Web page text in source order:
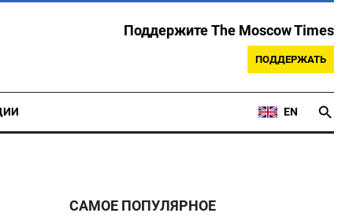
Поддержите The Moscow Times
ПОДДЕРЖАТЬ
EN
САМОЕ ПОПУЛЯРНОЕ